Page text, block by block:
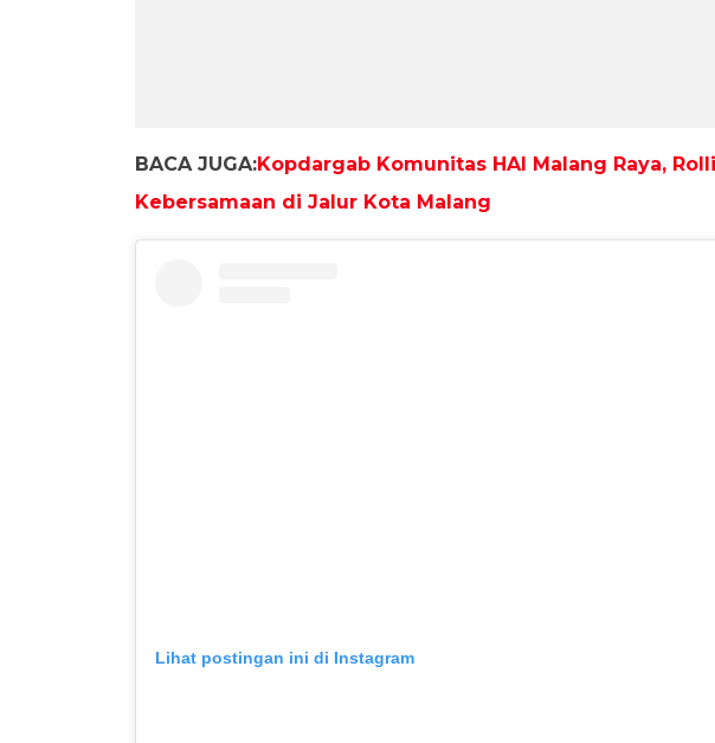
BACA JUGA:Kopdargab Komunitas HAI Malang Raya,
Kebersamaan di Jalur Kota Malang
Lihat postingan ini di Instagram